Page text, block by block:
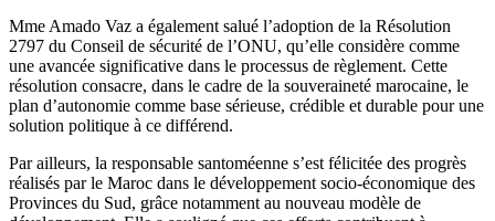
Mme Amado Vaz a également salué l’adoption de la Résolution
2797 du Conseil de sécurité de l’ONU, qu’elle considère comme
une avancée significative dans le processus de règlement. Cette
résolution consacre, dans le cadre de la souveraineté marocaine, le
plan d’autonomie comme base sérieuse, crédible et durable pour une
solution politique à ce différend.
Par ailleurs, la responsable santoméenne s’est félicitée des progrès
réalisés par le Maroc dans le développement socio-économique des
Provinces du Sud, grâce notamment au nouveau modèle de